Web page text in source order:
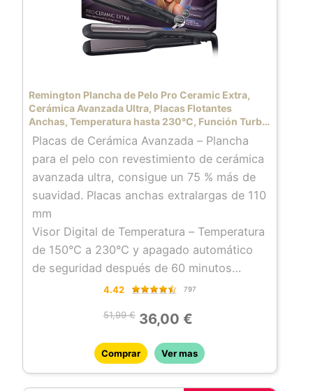
Remington Plancha de Pelo Pro Ceramic Extra,
Cerámica Avanzada Ultra, Placas Flotantes
Anchas, Temperatura hasta 230°C, Función Turbo
y Bloqueo Temperatura, Digital, Calentamiento
15s, S5525
Placas de Cerámica Avanzada – Plancha
para el pelo con revestimiento de cerámica
avanzada ultra, consigue un 75 % más de
suavidad. Placas anchas extralargas de 110
mm
Visor Digital de Temperatura – Temperatura
de 150°C a 230°C y apagado automático
de seguridad después de 60 minutos
Placa Flotante – Que presiona
Calentamiento Rápido – La plancha estará
lista para usar en 15 segundos. Cable
giratorio, funda resistente al calor y voltaje
universal
4.42 797
51,99 € 36,00 €
Comprar Ver mas